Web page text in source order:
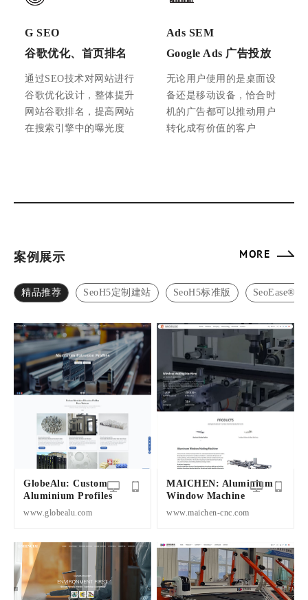
G SEO
谷歌优化、首页排名
通过SEO技术对网站进行
谷歌优化设计，整体提升
网站谷歌排名，提高网站
在搜索引擎中的曝光度
Ads SEM
Google Ads 广告投放
无论用户使用的是桌面设
备还是移动设备，恰合时
机的广告都可以推动用户
转化成有价值的客户
案例展示 MORE
精品推荐 SeoH5定制建站 SeoH5标准版 SeoEase®
GlobeAlu: Custom
Aluminium Profiles
www.globealu.com
MAICHEN: Aluminium
Window Machine
www.maichen-cnc.com